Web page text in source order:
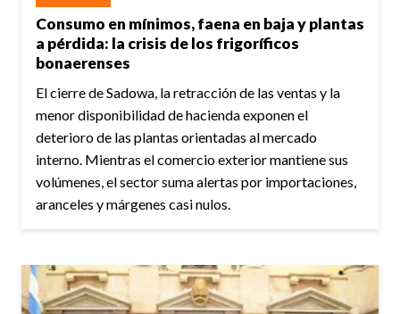
Consumo en mínimos, faena en baja y plantas
a pérdida: la crisis de los frigoríficos
bonaerenses
El cierre de Sadowa, la retracción de las ventas y la
menor disponibilidad de hacienda exponen el
deterioro de las plantas orientadas al mercado
interno. Mientras el comercio exterior mantiene sus
volúmenes, el sector suma alertas por importaciones,
aranceles y márgenes casi nulos.